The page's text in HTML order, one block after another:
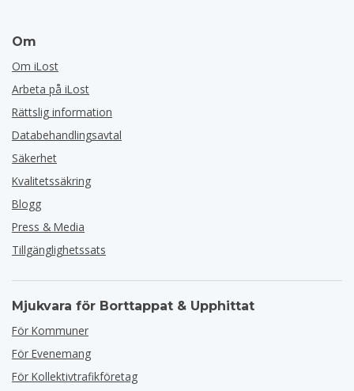
Om
Om iLost
Arbeta på iLost
Rättslig information
Databehandlingsavtal
Säkerhet
Kvalitetssäkring
Blogg
Press & Media
Tillgänglighetssats
Mjukvara för Borttappat & Upphittat
För Kommuner
För Evenemang
För Kollektivtrafikföretag